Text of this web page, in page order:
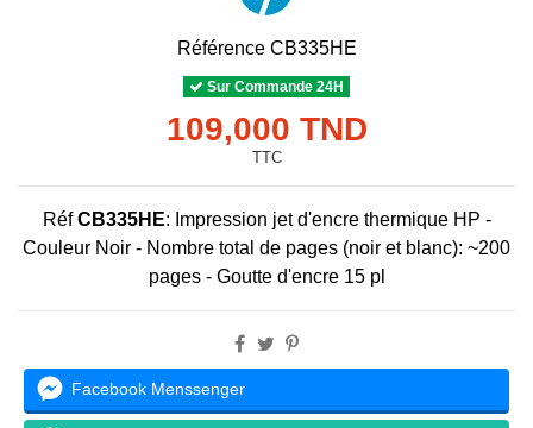
Référence CB335HE
Sur Commande 24H
109,000 TND
TTC
RéfCB335HE: Impression jet d'encre thermique HP -
Couleur Noir - Nombre total de pages (noir et blanc): ~200
pages - Goutte d'encre 15 pl
Facebook Menssenger